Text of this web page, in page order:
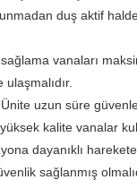
duş aktif
vanaları
uzun süre
kalite vanalar
dayanıklı
sağlanmış